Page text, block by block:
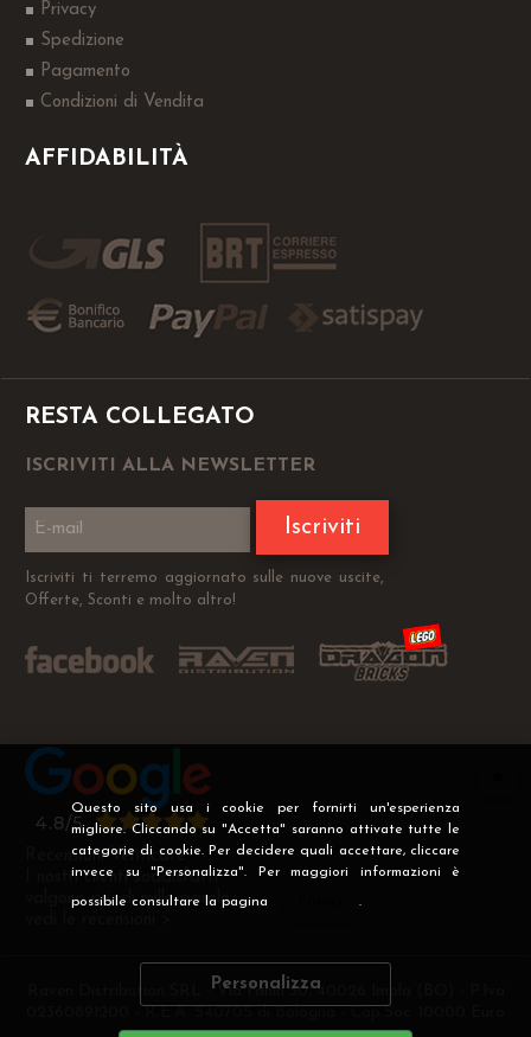
Questo sito usa i cookie per fornirti un'esperienza
migliore. Cliccando su "Accetta" saranno attivate tutte le
categorie di cookie. Per decidere quali accettare, cliccare
invece su "Personalizza". Per maggiori informazioni è
possibile consultare la pagina .
Personalizza
Privacy
Spedizione
Pagamento
Condizioni di Vendita
AFFIDABILITÀ
RESTA COLLEGATO
ISCRIVITI ALLA NEWSLETTER
Iscriviti
Iscriviti ti terremo aggiornato sulle nuove uscite,
Offerte, Sconti e molto altro!
Recensioni Verificate
I nostri clienti soddisfatti
valgono più di mille parole
Raven Distribution SRL - Via Fanin 30, 40026 Imola (BO) - P.Iva